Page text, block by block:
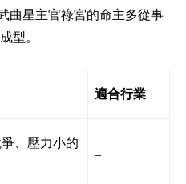
曲星主官祿宮的命主多從事
型。
適合行業
、壓力小的
–